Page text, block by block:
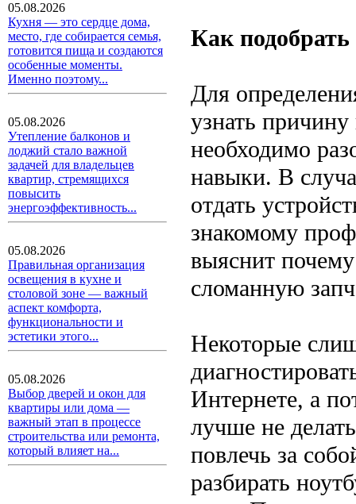
05.08.2026
Кухня — это сердце дома,
место, где собирается семья,
готовится пища и создаются
особенные моменты.
Именно поэтому...
05.08.2026
Утепление балконов и
лоджий стало важной
задачей для владельцев
квартир, стремящихся
повысить
энергоэффективность...
05.08.2026
Правильная организация
освещения в кухне и
столовой зоне — важный
аспект комфорта,
функциональности и
эстетики этого...
05.08.2026
Выбор дверей и окон для
квартиры или дома —
важный этап в процессе
строительства или ремонта,
который влияет на...
Как
Для
узнать
необходимо
навыки. В
отдать
знакомому
выяснит
сломанную
Некоторые
Интернете, а
лучше не
повлечь за
разбирать